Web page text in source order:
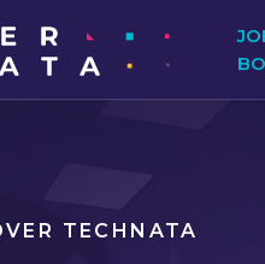
TECHNATA